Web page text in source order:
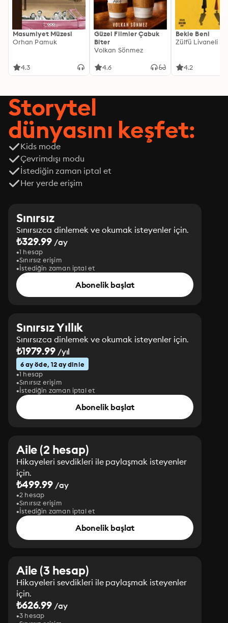
Masumiyet Müzesi
Orhan Pamuk
4.3
Güzel Filmler Çabuk
Biter
Volkan Sönmez
4.6
Bekle Beni
Zülfü Livaneli
4.2
Storytel
dünyasını keşfet:
Kids mode
Çevrimdışı modu
İstediğin zaman iptal et
Her yerde erişim
Sınırsız
Sınırsızca dinlemek ve okumak isteyenler için.
₺329.99 /ay
1 hesap
Sınırsız erişim
İstediğin zaman iptal et
Abonelik başlat
Sınırsız Yıllık
Sınırsızca dinlemek ve okumak isteyenler için.
₺1979.99/yıl
6 ay öde, 12 ay dinle
1 hesap
Sınırsız erişim
İstediğin zaman iptal et
Abonelik başlat
Aile (2 hesap)
Hikayeleri sevdikleri ile paylaşmak isteyenler
için.
₺499.99 /ay
2 hesap
Sınırsız erişim
İstediğin zaman iptal et
Abonelik başlat
Aile (3 hesap)
Hikayeleri sevdikleri ile paylaşmak isteyenler
için.
₺626.99 /ay
3 hesap